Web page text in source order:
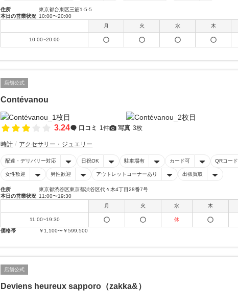
住所
東京都台東区三筋1-5-5
本日の営業状況 10:00〜20:00
月
火 水 木
10:00~20:00
店舗公式
Contévanou
3.24 口コミ 1件 写真 3枚
時計 アクセサリー・ジュエリー
配達・デリバリー対応 日祝OK 駐車場有 カード可 QRコー
女性歓迎 男性歓迎 アウトレットコーナーあり 出張買取
住所
東京都渋谷区東京都渋谷区代々木4丁目28番7号
本日の営業状況 11:00〜19:30
月
火 水 木
11:00~19:30
休
価格帯
￥1,100〜￥599,500
店舗公式
Deviens heureux sapporo（zakka&）